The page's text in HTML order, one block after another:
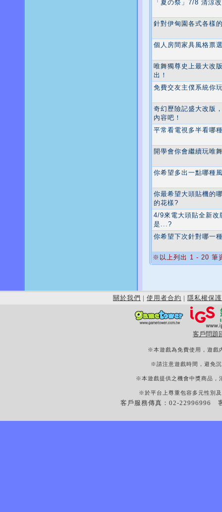
「夏の祭」7/8 清涼
針對伊甸園各式各樣
個人房間家具風格票
唯舞獨尊史上最大改
出！
免費交友主僕系統你
奇幻歷險記盛大改版
內容吧！
平常看電視多半看哪
開學會你會繼續玩唯
你希望多出一點哪種
你最希望大頭貼機的
的花樣?
4/9來電大頭貼全新改
是...?
你希望下次針對哪一
※以上列出 1 - 20 筆
關於我們 | 使用者合約 | 隱私權保護
客戶問題
※本遊戲為免費使用，遊戲
※請注意遊戲時間，避免
※本遊戲提供之機會中獎商品，
※於平台上尊重包容多元性別
客戶服務傳真：02-22996996